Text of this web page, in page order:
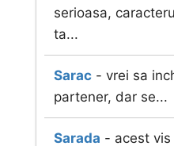
serioasa,
ta...
Sarac - vrei sa
partener, dar se...
Sarada - acest vis